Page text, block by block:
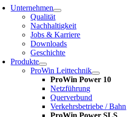
Unternehmen
Qualität
Nachhaltigkeit
Jobs & Karriere
Downloads
Geschichte
Produkte
ProWin Leittechnik
ProWin Power 10
Netzführung
Querverbund
Verkehrsbetriebe / Bahn
ProWin Power SLS